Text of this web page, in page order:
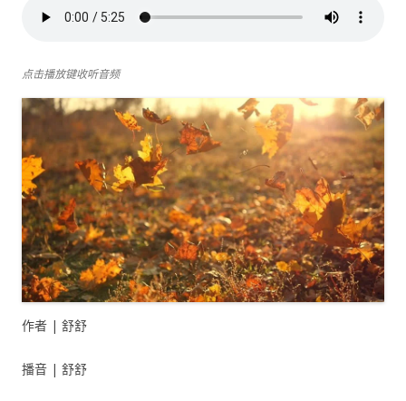
点击播放键收听音频
作者 | 舒舒
播音 | 舒舒